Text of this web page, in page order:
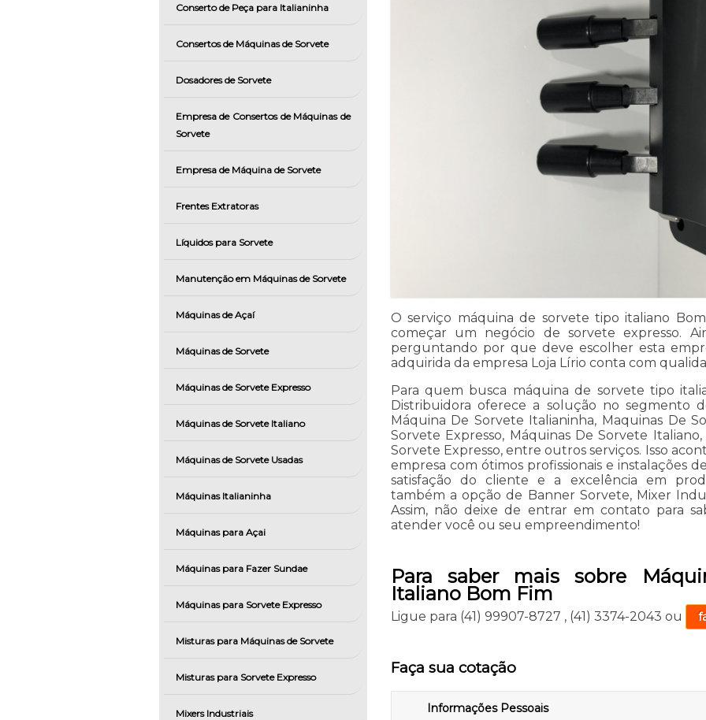
Conserto de Peça para Italianinha
Consertos de Máquinas de Sorvete
Dosadores de Sorvete
Empresa de Consertos de Máquinas de
Sorvete
Empresa de Máquina de Sorvete
Frentes Extratoras
Líquidos para Sorvete
Manutenção em Máquinas de Sorvete
Máquinas de Açaí
Máquinas de Sorvete
Máquinas de Sorvete Expresso
Máquinas de Sorvete Italiano
Máquinas de Sorvete Usadas
Máquinas Italianinha
Máquinas para Açai
Máquinas para Fazer Sundae
Máquinas para Sorvete Expresso
Misturas para Máquinas de Sorvete
Misturas para Sorvete Expresso
Mixers Industriais
O serviço máquina de sorvete tipo italiano
começar um negócio de sorvete expresso.
perguntando por que deve escolher esta
adquirida da empresa Loja Lírio conta com
Para quem busca máquina de sorvete tipo
Distribuidora oferece a solução no segmento
Máquina De Sorvete Italianinha, Maquinas De
Sorvete Expresso, Máquinas De Sorvete
Sorvete Expresso, entre outros serviços. Isso
empresa com ótimos profissionais e instalações
satisfação do cliente e a excelência em
também a opção de Banner Sorvete, Mixer
Assim, não deixe de entrar em contato para
atender você ou seu empreendimento!
Para saber mais sobre
Italiano Bom Fim
Ligue para (41) 99907-8727 , (41) 3374-2043 ou
Faça sua cotação
Informações Pessoais